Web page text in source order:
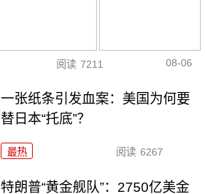
阅读 7211 08-06
一张纸条引发血案：美国为何要
替日本“托底”？
最热 阅读 6267
特朗普“黄金舰队”：2750亿美金